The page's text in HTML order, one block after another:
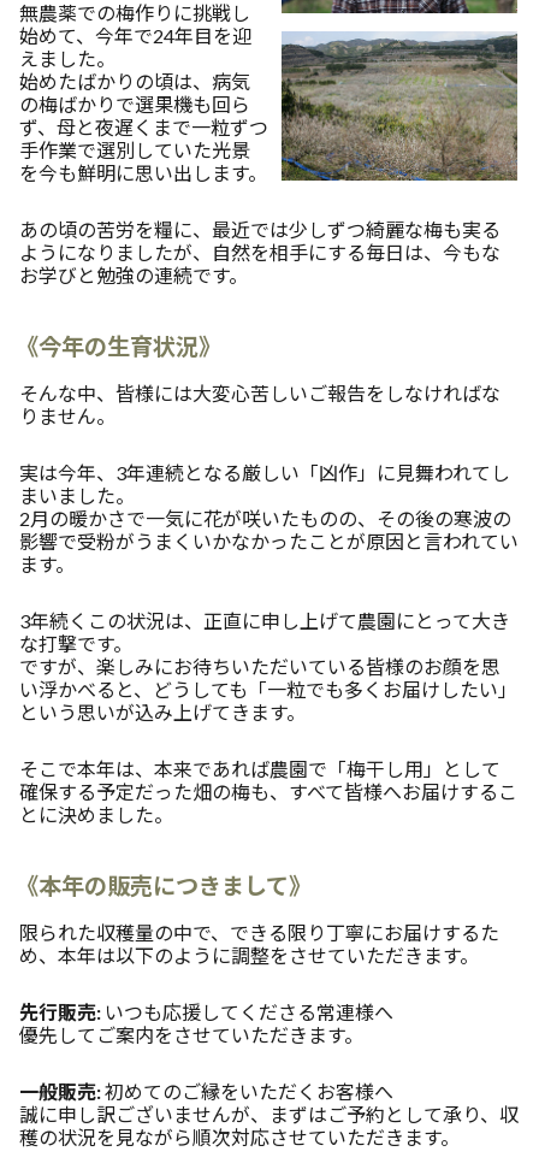
無農薬での梅作りに挑戦し
始めて、今年で24年目を迎
えました。
始めたばかりの頃は、病気
の梅ばかりで選果機も回ら
ず、母と夜遅くまで一粒ずつ
手作業で選別していた光景
を今も鮮明に思い出します。
あの頃の苦労を糧に、最近では少しずつ綺麗な梅も実る
ようになりましたが、自然を相手にする毎日は、今もな
お学びと勉強の連続です。
《今年の生育状況》
そんな中、皆様には大変心苦しいご報告をしなければな
りません。
実は今年、3年連続となる厳しい「凶作」に見舞われてし
まいました。
2月の暖かさで一気に花が咲いたものの、その後の寒波の
影響で受粉がうまくいかなかったことが原因と言われてい
ます。
3年続くこの状況は、正直に申し上げて農園にとって大き
な打撃です。
ですが、楽しみにお待ちいただいている皆様のお顔を思
い浮かべると、どうしても「一粒でも多くお届けしたい」
という思いが込み上げてきます。
そこで本年は、本来であれば農園で「梅干し用」として
確保する予定だった畑の梅も、すべて皆様へお届けするこ
とに決めました。
《本年の販売につきまして》
限られた収穫量の中で、できる限り丁寧にお届けするた
め、本年は以下のように調整をさせていただきます。
先行販売: いつも応援してくださる常連様へ
優先してご案内をさせていただきます。
一般販売:初めてのご縁をいただくお客様へ
誠に申し訳ございませんが、まずはご予約として承り、収
穫の状況を見ながら順次対応させていただきます。